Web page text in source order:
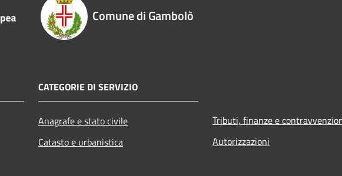
Comune di Gambolò
CATEGORIE DI SERVIZIO
Anagrafe e stato civile
Catasto e urbanistica
Tributi, finanze e
Autorizzazioni